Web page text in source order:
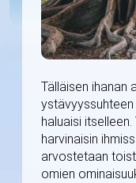
Tälläisen ihanan
haluaisi
harvinaisin
arvostetaan
omien